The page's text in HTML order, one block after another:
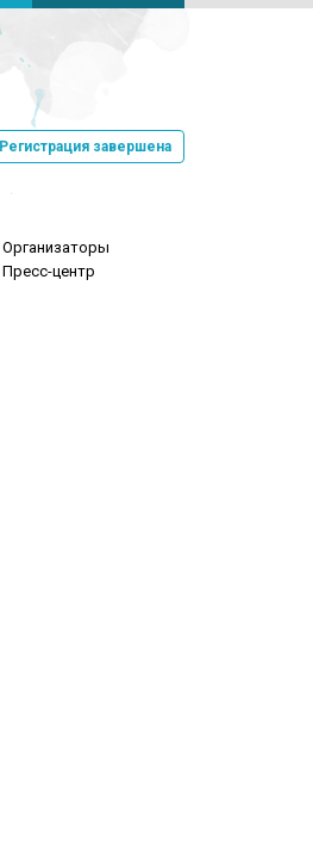
Регистрация завершена
Организаторы
Пресс-центр